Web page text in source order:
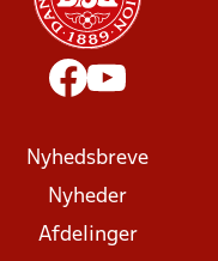
Nyhedsbreve
Nyheder
Afdelinger